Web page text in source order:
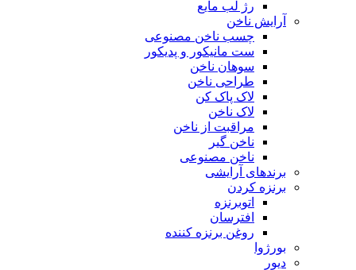
رژ لب مایع
آرایش ناخن
چسب ناخن مصنوعی
ست مانیکور و پدیکور
سوهان ناخن
طراحی ناخن
لاک پاک کن
لاک ناخن
مراقبت از ناخن
ناخن گیر
ناخن مصنوعی
برندهای آرایشی
برنزه کردن
اتوبرنزه
افترسان
روغن برنزه کننده
بورژوا
دیور